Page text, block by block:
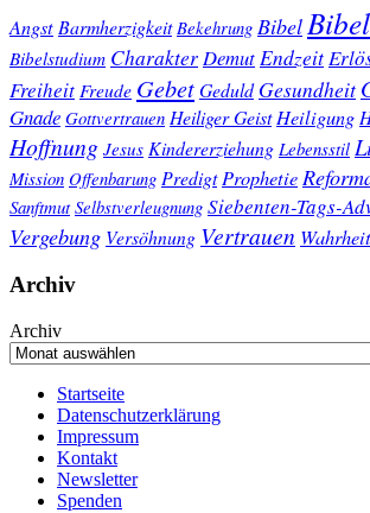
Angst Barmherzigkeit Bekehrung Bibel
Bibelstudium Charakter Demut Endzeit
Freiheit Freude GebetGeduld Gesundheit
Gnade Gottvertrauen Heiliger Geist Heiligung
Hoffnung Jesus Kindererziehung Lebensstil
Mission Offenbarung Predigt Prophetie
Sanftmut Selbstverleugnung Siebenten-Tags-
Vergebung Versöhnung Vertrauen Wahrheit
Archiv
Archiv
Startseite
Datenschutzerklärung
Impressum
Kontakt
Newsletter
Spenden